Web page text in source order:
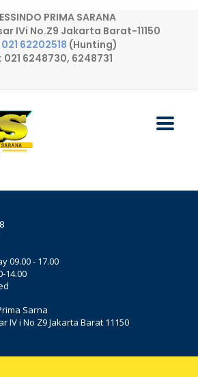
PRIMA SARANA
IVi No.Z9 Jakarta Barat-11150
021 62202518 (Hunting)
021 6248730, 6248731
09.00 - 17.00
14.00
Sarna
IV i No Z9 Jakarta Barat 11150